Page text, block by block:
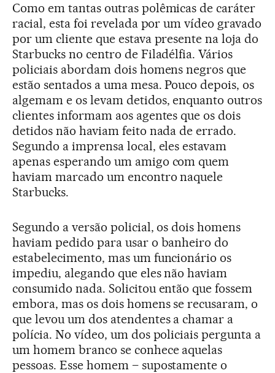
Como em tantas outras polêmicas de caráter
racial, esta foi revelada por um vídeo gravado
por um cliente que estava presente na loja do
Starbucks no centro de Filadélfia. Vários
policiais abordam dois homens negros que
estão sentados a uma mesa. Pouco depois, os
algemam e os levam detidos, enquanto outros
clientes informam aos agentes que os dois
detidos não haviam feito nada de errado.
Segundo a imprensa local, eles estavam
apenas esperando um amigo com quem
haviam marcado um encontro naquele
Starbucks.
Segundo a versão policial, os dois homens
haviam pedido para usar o banheiro do
estabelecimento, mas um funcionário os
impediu, alegando que eles não haviam
consumido nada. Solicitou então que fossem
embora, mas os dois homens se recusaram, o
que levou um dos atendentes a chamar a
polícia. No vídeo, um dos policiais pergunta a
um homem branco se conhece aquelas
pessoas. Esse homem – supostamente o